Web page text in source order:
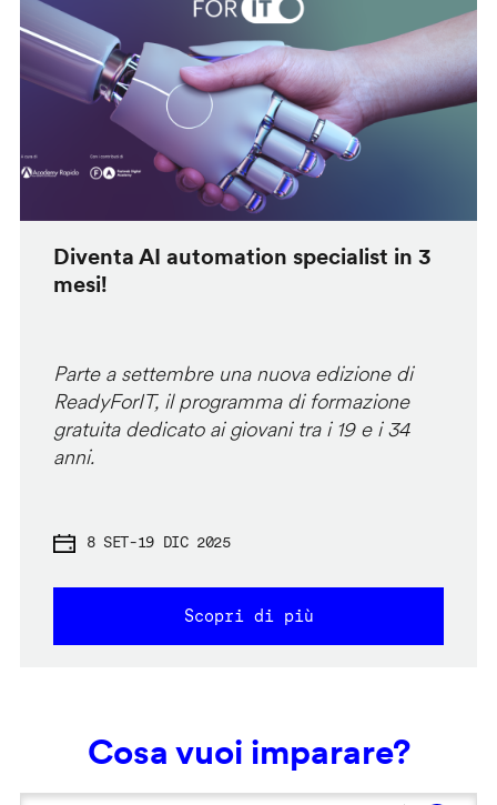
Diventa AI automation specialist in 3
mesi!
Parte a settembre una nuova edizione di
ReadyForIT, il programma di formazione
gratuita dedicato ai giovani tra i 19 e i 34
anni.
8 SET-19 DIC 2025
Scopri di più
Cosa vuoi imparare?